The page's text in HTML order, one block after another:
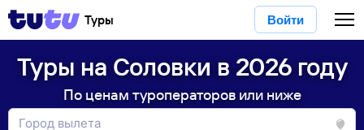
Туры Войти
Туры на Соловки в 2026 году
По ценам туроператоров или ниже